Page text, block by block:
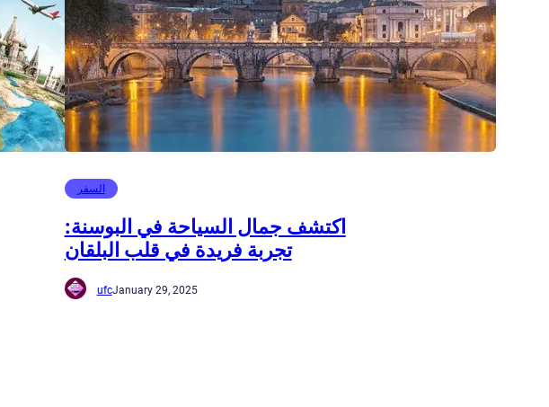
السفر
اكتشف جمال السياحة في البوسنة:
تجربة فريدة في قلب البلقان
ufcJanuary 29, 2025